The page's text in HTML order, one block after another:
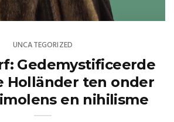
UNCATEGORIZED
Gedemystificeerde
Holländer ten onder
en nihilisme